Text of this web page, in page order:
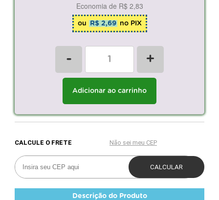
Economia de R$ 2,83
ou R$ 2,69 no PIX
- +
Adicionar ao carrinho
Descrição do Produto